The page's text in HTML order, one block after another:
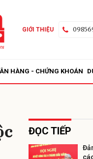
GIỚI THIỆU
HÀNG - CHỨNG KHOÁN
ĐỌC TIẾP